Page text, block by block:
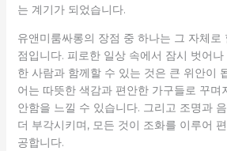
는 계기가 되었습니다.
유앤미룸싸롱의 장점 중 하나는 그 자체로
점입니다. 피로한 일상 속에서 잠시 벗어
한 사람과 함께할 수 있는 것은 큰 위안이
어는 따뜻한 색감과 편안한 가구들로 꾸며
안함을 느낄 수 있습니다. 그리고 조명과
더 부각시키며, 모든 것이 조화를 이루어
공합니다.